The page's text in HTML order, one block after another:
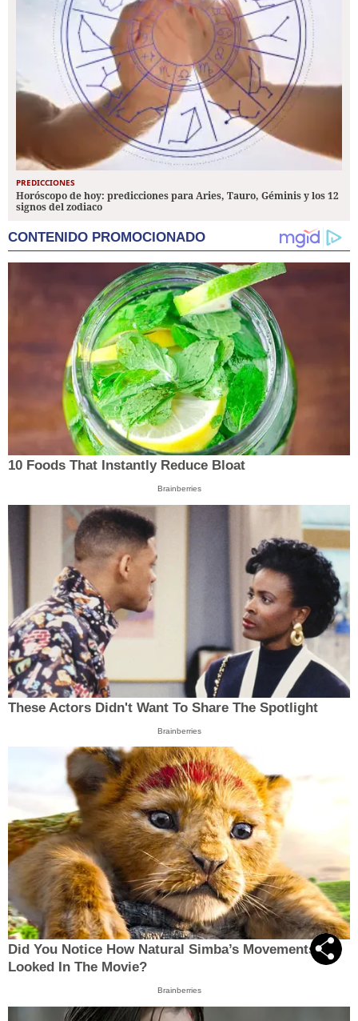
PREDICCIONES
Horóscopo de hoy: predicciones para Aries, Tauro, Géminis y los 12
signos del zodiaco
CONTENIDO PROMOCIONADO
10 Foods That Instantly Reduce Bloat
Brainberries
These Actors Didn't Want To Share The Spotlight
Brainberries
Did You Notice How Natural Simba’s Movements
Looked In The Movie?
Brainberries